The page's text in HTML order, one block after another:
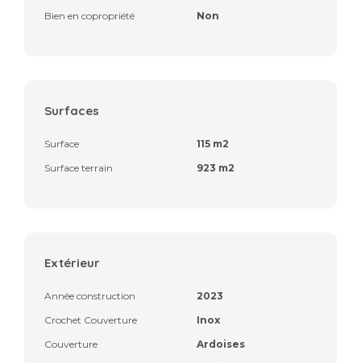
Bien en copropriété Non
Surfaces
Surface
115 m2
Surface terrain
923 m2
Extérieur
Année construction
2023
Crochet Couverture
Inox
Couverture
Ardoises